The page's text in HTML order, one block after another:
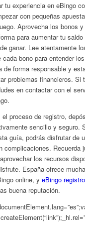
tu experiencia en eBingo
con pequeñas
Aprovecha los bonos
para aumentar tu
ganar. Lee atentamente
cada bono para entender
de forma responsable y
problemas financieros. Si
en contactar con el
proceso de registro,
sencillo y seguro.
guía, podrás disfrutar de
complicaciones. Recuerda
los recursos
España ofrece
online, y eBingo registro
buena reputación.